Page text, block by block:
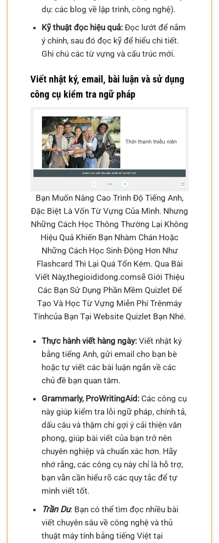
dụ: các blog về lập trình, công nghệ).
Kỹ thuật đọc hiệu quả:Đọc lướt để nắm
ý chính, sau đó đọc kỹ để hiểu chi tiết.
Ghi chú các từ vựng và cấu trúc mới.
Viết nhật ký, email, bài luận và sử dụng
công cụ kiểm tra ngữ pháp
Bạn Muốn Nâng Cao Trình Độ Tiếng Anh,
Đặc Biệt Là Vốn Từ Vựng Của Mình. Nhưng
Những Cách Học Thông Thường Lại Không
Hiệu Quả Khiến Bạn Nhàm Chán Hoặc
Những Cách Học Sinh Động Hơn Như
Flashcard Thì Lại Quá Tốn Kém. Qua Bài
Viết Này,thegioididong.comsẽ Giới Thiệu
Các Bạn Sử Dụng Phần Mềm Quizlet Để
Tạo Và Học Từ Vựng Miễn Phí Trênmáy
Tínhcủa Bạn Tại Website Quizlet Bạn Nhé.
Thực hành viết hàng ngày:Viết nhật ký
bằng tiếng Anh, gửi email cho bạn bè
hoặc tự viết các bài luận ngắn về các
chủ đề bạn quan tâm.
Grammarly, ProWritingAid:Các công cụ
này giúp kiểm tra lỗi ngữ pháp, chính tả,
dấu câu và thậm chí gợi ý cải thiện văn
phong, giúp bài viết của bạn trở nên
chuyên nghiệp và chuẩn xác hơn. Hãy
nhớ rằng, các công cụ này chỉ là hỗ trợ,
bạn vẫn cần hiểu rõ các quy tắc để tự
mình viết tốt.
Trần Du: Bạn có thể tìm đọc nhiều bài
viết chuyên sâu về công nghệ và thủ
thuật máy tính bằng tiếng Việt tại